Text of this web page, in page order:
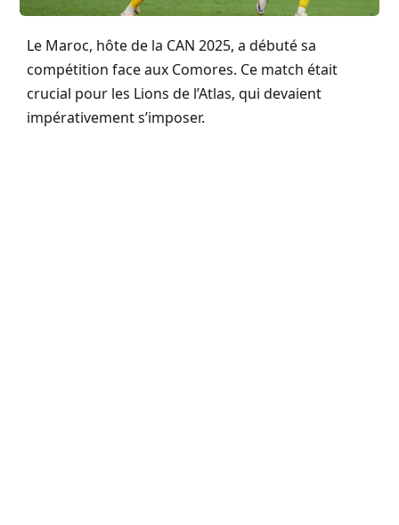
Le Maroc, hôte de la CAN 2025, a débuté sa
compétition face aux Comores. Ce match était
crucial pour les Lions de l’Atlas, qui devaient
impérativement s’imposer.